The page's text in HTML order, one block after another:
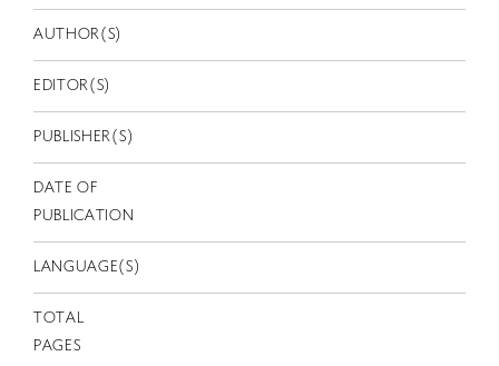
JP
EN
AUTHOR(S)
EDITOR(S)
PUBLISHER(S)
DATE OF
PUBLICATION
LANGUAGE(S)
TOTAL
PAGES